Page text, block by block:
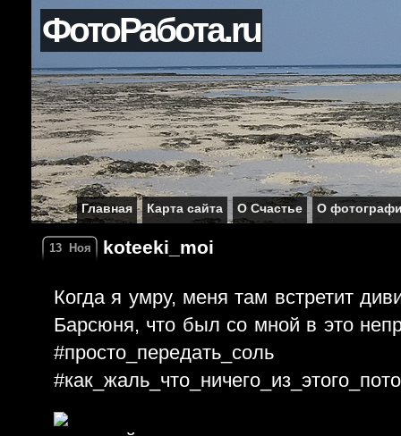
ФотоРабота.ru
Главная Карта сайта О Счастье О
13 Ноя koteeki_moi
Когда я умру, меня там встретит
Барсюня, что был со мной в это
#просто_передать_соль